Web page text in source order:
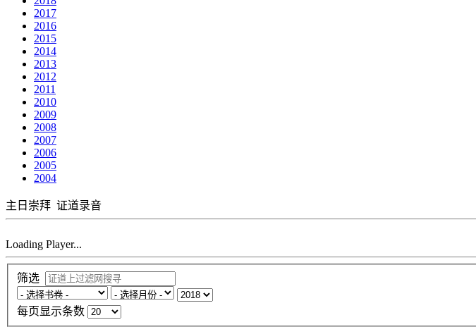
2017
2016
2015
2014
2013
2012
2011
2010
2009
2008
2007
2006
2005
2004
主日崇拜 证道录音
Loading Player...
筛选
每页显示条数